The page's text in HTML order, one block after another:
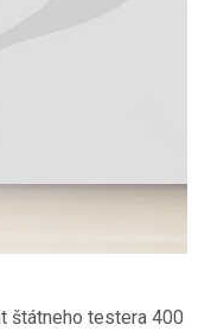
štátneho testera 400